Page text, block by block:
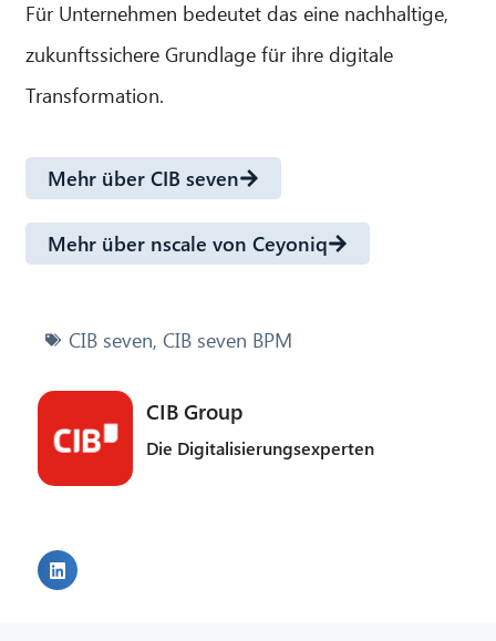
Für Unternehmen bedeutet das eine nachhaltige,
zukunftssichere Grundlage für ihre digitale
Transformation.
Mehr über CIB seven
Mehr über nscale von Ceyoniq
CIB seven, CIB seven BPM
CIB Group
Die Digitalisierungsexperten